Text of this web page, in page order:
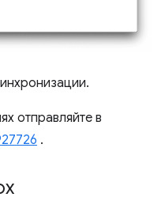
отправляйте в
.